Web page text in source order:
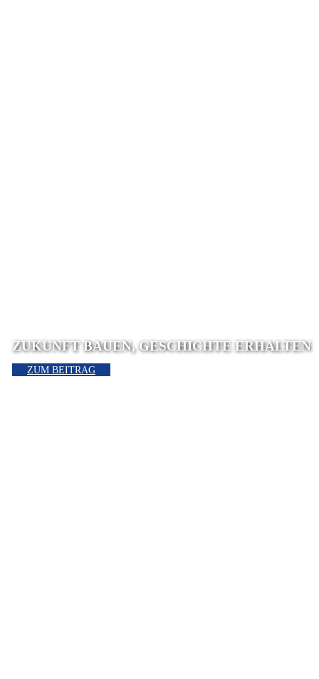
ZUKUNFT BAUEN, GESCHICHTE ERHALTEN
ZUM BEITRAG